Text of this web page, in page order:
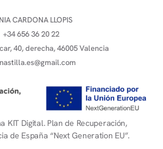
CARDONA LLOPIS
+34 656 36 20 22
40, derecha, 46005 Valencia
KIT Digital. Plan de Recuperación,
de España “Next Generation EU”.